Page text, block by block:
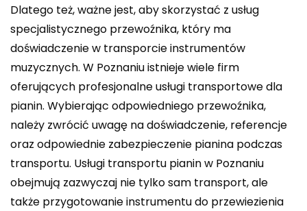
Dlatego też, ważne jest, aby skorzystać z usług
specjalistycznego przewoźnika, który ma
doświadczenie w transporcie instrumentów
muzycznych. W Poznaniu istnieje wiele firm
oferujących profesjonalne usługi transportowe dla
pianin. Wybierając odpowiedniego przewoźnika,
należy zwrócić uwagę na doświadczenie, referencje
oraz odpowiednie zabezpieczenie pianina podczas
transportu. Usługi transportu pianin w Poznaniu
obejmują zazwyczaj nie tylko sam transport, ale
także przygotowanie instrumentu do przewiezienia